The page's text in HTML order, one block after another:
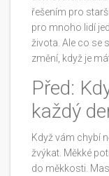
řešením pro
pro mnoho lidí
života. Ale co se
změní, když je
Před:
každý
Když vám chybí
žvýkat. Měkké
do měkkosti.